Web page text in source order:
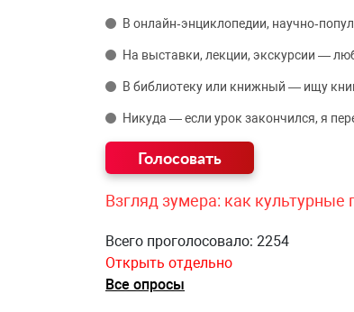
В онлайн‑энциклопедии,
На выставки, лекции, экскурсии —
В библиотеку или книжный — ищу
Никуда — если урок закончился, я
Взгляд зумера: как
Всего проголосовало: 2254
Открыть отдельно
Все опросы